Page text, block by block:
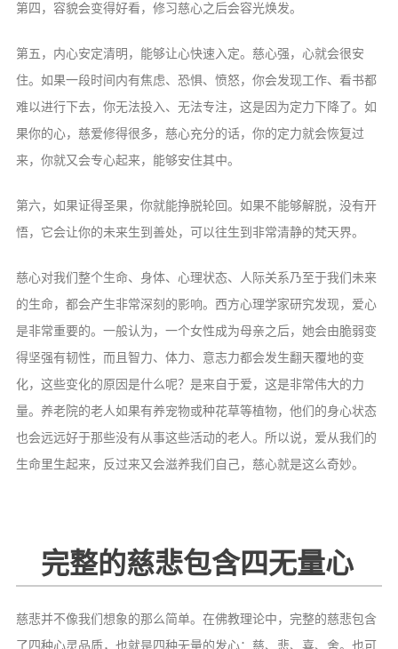
第四，容貌会变得好看，修习慈心之后会容光焕发。
第五，内心安定清明，能够让心快速入定。慈心强，心就会很安
住。如果一段时间内有焦虑、恐惧、愤怒，你会发现工作、看书都
难以进行下去，你无法投入、无法专注，这是因为定力下降了。如
果你的心，慈爱修得很多，慈心充分的话，你的定力就会恢复过
来，你就又会专心起来，能够安住其中。
第六，如果证得圣果，你就能挣脱轮回。如果不能够解脱，没有开
悟，它会让你的未来生到善处，可以往生到非常清静的梵天界。
慈心对我们整个生命、身体、心理状态、人际关系乃至于我们未来
的生命，都会产生非常深刻的影响。西方心理学家研究发现，爱心
是非常重要的。一般认为，一个女性成为母亲之后，她会由脆弱变
得坚强有韧性，而且智力、体力、意志力都会发生翻天覆地的变
化，这些变化的原因是什么呢？是来自于爱，这是非常伟大的力
量。养老院的老人如果有养宠物或种花草等植物，他们的身心状态
也会远远好于那些没有从事这些活动的老人。所以说，爱从我们的
生命里生起来，反过来又会滋养我们自己，慈心就是这么奇妙。
完整的慈悲包含四无量心
慈悲并不像我们想象的那么简单。在佛教理论中，完整的慈悲包含
了四种心灵品质，也就是四种无量的发心：慈、悲、喜、舍。也可